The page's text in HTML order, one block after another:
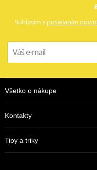
Súhlasím s posielaním
Všetko o nákupe
Kontakty
Tipy a triky